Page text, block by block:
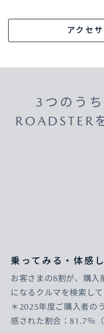
アクセ
3つのう
ROADSTER
乗ってみる・体感
お客さまの8割が、購入
になるクルマを検索して
＊2025年度ご購入者の
感された割合：81.7％（